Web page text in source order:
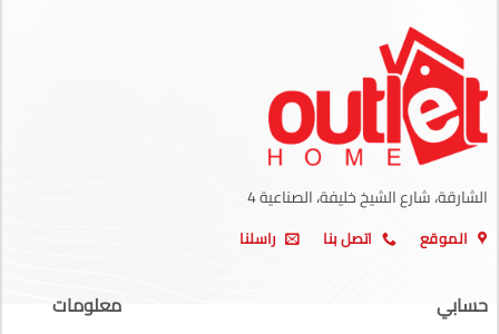
الشارقة، شارع الشيخ خليفة، الصناعية 4
الموقع اتصل بنا راسلنا
حسابي معلومات